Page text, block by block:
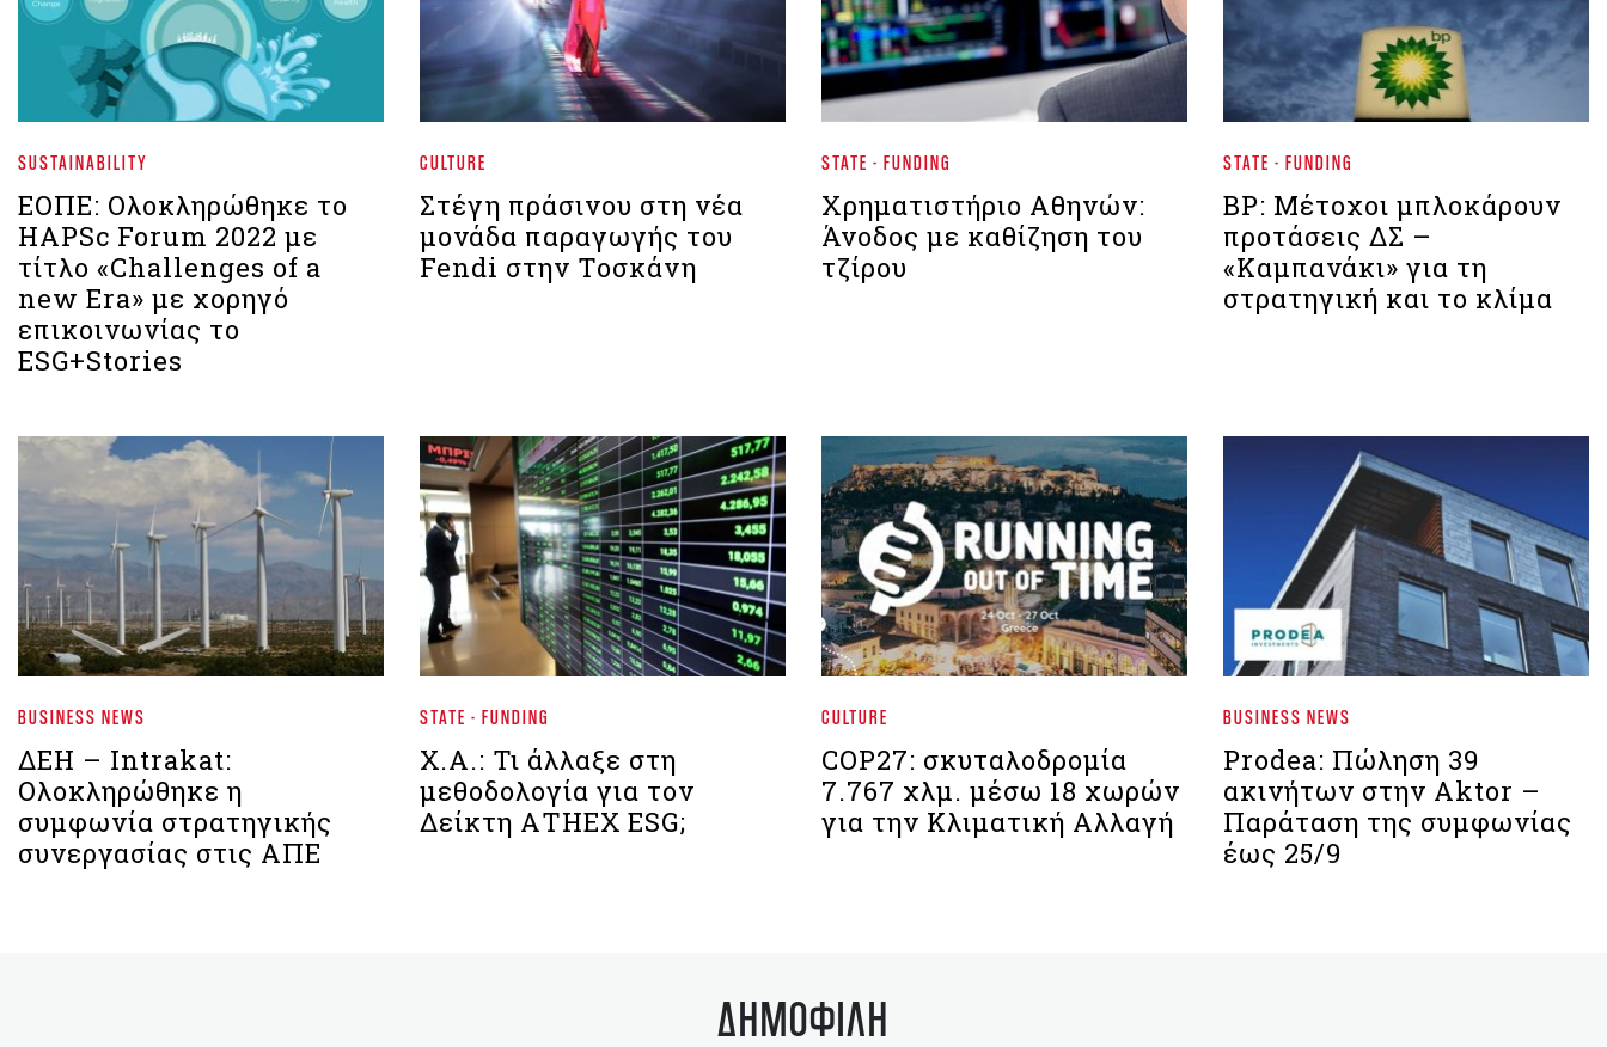
SUSTAINABILITY
ΕΟΠΕ: Ολοκληρώθηκε το
HAPSc Forum 2022 με
τίτλο «Challenges of a
new Era» με χορηγό
επικοινωνίας το
ESG+Stories
CULTURE
Στέγη πράσινου στη νέα
μονάδα παραγωγής του
Fendi στην Τοσκάνη
STATE - FUNDING
Xρηματιστήριο Αθηνών:
Άνοδος με καθίζηση του
τζίρου
STATE - FUNDING
BP: Μέτοχοι μπλοκάρουν
προτάσεις ΔΣ –
«Καμπανάκι» για τη
στρατηγική και το κλίμα
BUSINESS NEWS
ΔΕΗ – Intrakat:
Ολοκληρώθηκε η
συμφωνία στρατηγικής
συνεργασίας στις ΑΠΕ
STATE - FUNDING
Χ.Α.: Τι άλλαξε στη
μεθοδολογία για τον
Δείκτη ΑΤΗΕΧ ESG;
CULTURE
COP27: σκυταλοδρομία
7.767 χλμ. μέσω 18 χωρών
για την Κλιματική Αλλαγή
BUSINESS NEWS
Prodea: Πώληση 39
ακινήτων στην Aktor –
Παράταση της συμφωνίας
έως 25/9
ΔΗΜΟΦΙΛΗ